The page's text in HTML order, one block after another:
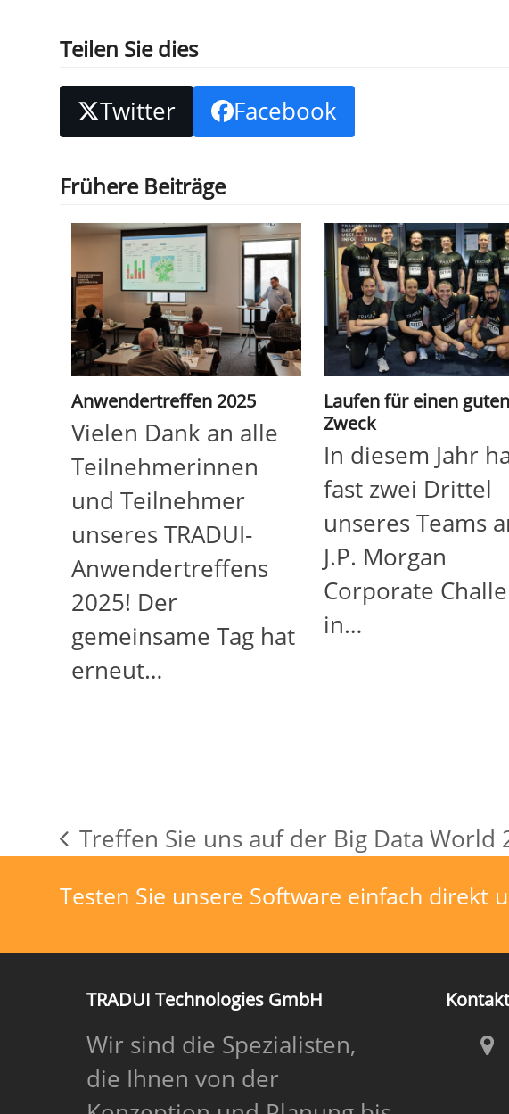
Teilen Sie dies
Twitter Facebook
Frühere Beiträge
Anwendertreffen 2025
Vielen Dank an alle
Teilnehmerinnen
und Teilnehmer
unseres TRADUI-
Anwendertreffens
2025! Der
gemeinsame Tag hat
erneut…
Laufen für einen guten
Zweck
In diesem Jahr
fast zwei Drittel
unseres Teams
J.P. Morgan
Corporate
in…
vorheriger
Beitrag:
Treffen Sie uns auf der Big Data World
Testen Sie unsere Software einfach direkt
TRADUI Technologies GmbH
Wir sind die Spezialisten,
die Ihnen von der